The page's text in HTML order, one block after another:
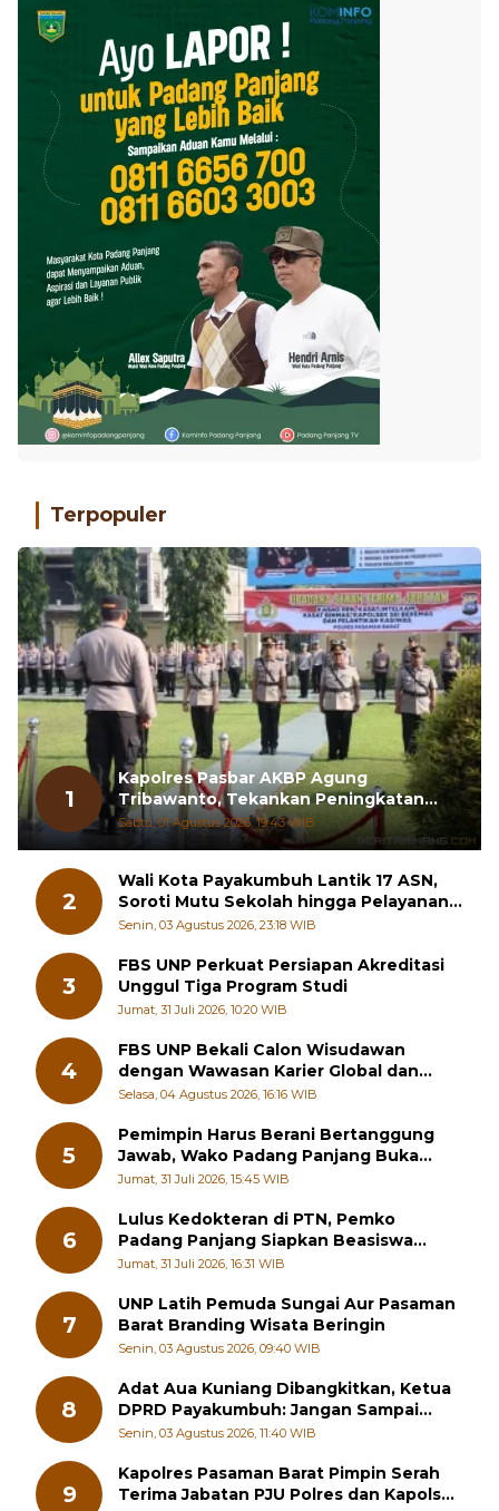
Terpopuler
1
Kapolres Pasbar AKBP Agung
Tribawanto, Tekankan Peningkatan
Pelayanan dan Sinergi dengan
Masyarakat
Sabtu, 01 Agustus 2026, 19:43 WIB
2
Wali Kota Payakumbuh Lantik 17 ASN,
Soroti Mutu Sekolah hingga Pelayanan
RSUD
Senin, 03 Agustus 2026, 23:18 WIB
3
FBS UNP Perkuat Persiapan Akreditasi
Unggul Tiga Program Studi
Jumat, 31 Juli 2026, 10:20 WIB
4
FBS UNP Bekali Calon Wisudawan
dengan Wawasan Karier Global dan
Kewirausahaan Kreatif
Selasa, 04 Agustus 2026, 16:16 WIB
5
Pemimpin Harus Berani Bertanggung
Jawab, Wako Padang Panjang Buka
Pelatihan Kepemimpinan Pelajar
Jumat, 31 Juli 2026, 15:45 WIB
6
Lulus Kedokteran di PTN, Pemko
Padang Panjang Siapkan Beasiswa
Penuh
Jumat, 31 Juli 2026, 16:31 WIB
7
UNP Latih Pemuda Sungai Aur Pasaman
Barat Branding Wisata Beringin
Senin, 03 Agustus 2026, 09:40 WIB
8
Adat Aua Kuniang Dibangkitkan, Ketua
DPRD Payakumbuh: Jangan Sampai
Generasi Muda Hilang Jati Diri
Senin, 03 Agustus 2026, 11:40 WIB
9
Kapolres Pasaman Barat Pimpin Serah
Terima Jabatan PJU Polres dan Kapolsek